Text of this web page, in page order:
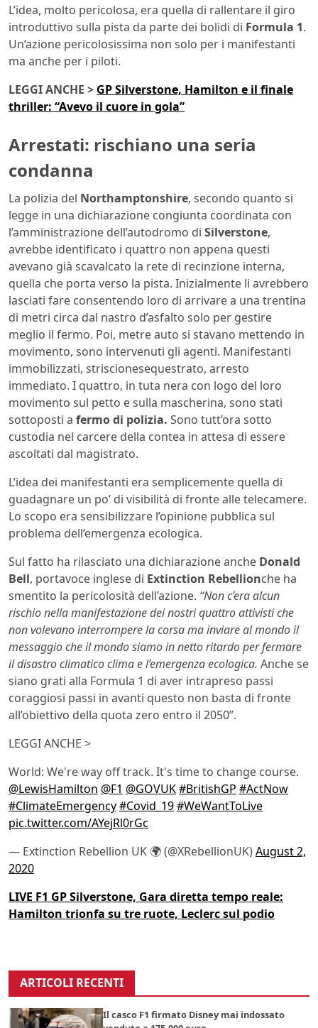
L’idea, molto pericolosa, era quella di rallentare il giro
introduttivo sulla pista da parte dei bolidi di Formula 1.
Un’azione pericolosissima non solo per i manifestanti
ma anche per i piloti.
LEGGI ANCHE > GP Silverstone, Hamilton e il finale
thriller: “Avevo il cuore in gola”
Arrestati: rischiano una seria
condanna
La polizia del Northamptonshire, secondo quanto si
legge in una dichiarazione congiunta coordinata con
l’amministrazione dell’autodromo di Silverstone,
avrebbe identificato i quattro non appena questi
avevano già scavalcato la rete di recinzione interna,
quella che porta verso la pista. Inizialmente li avrebbero
lasciati fare consentendo loro di arrivare a una trentina
di metri circa dal nastro d’asfalto solo per gestire
meglio il fermo. Poi, metre auto si stavano mettendo in
movimento, sono intervenuti gli agenti. Manifestanti
immobilizzati, striscionesequestrato, arresto
immediato. I quattro, in tuta nera con logo del loro
movimento sul petto e sulla mascherina, sono stati
sottoposti a fermo di polizia. Sono tutt’ora sotto
custodia nel carcere della contea in attesa di essere
ascoltati dal magistrato.
L’idea dei manifestanti era semplicemente quella di
guadagnare un po’ di visibilità di fronte alle telecamere.
Lo scopo era sensibilizzare l’opinione pubblica sul
problema dell’emergenza ecologica.
Sul fatto ha rilasciato una dichiarazione anche Donald
Bell, portavoce inglese di Extinction Rebellionche ha
smentito la pericolosità dell’azione. “Non c’era alcun
rischio nella manifestazione dei nostri quattro attivisti che
non volevano interrompere la corsa ma inviare al mondo il
messaggio che il mondo siamo in netto ritardo per fermare
il disastro climatico clima e l’emergenza ecologica. Anche se
siano grati alla Formula 1 di aver intrapreso passi
coraggiosi passi in avanti questo non basta di fronte
all’obiettivo della quota zero entro il 2050”.
LEGGI ANCHE >
World: We're way off track. It's time to change course.
@LewisHamilton @F1 @GOVUK#BritishGP #ActNow
#ClimateEmergency#Covid_19#WeWantToLive
pic.twitter.com/AYejRl0rGc
— Extinction Rebellion UK 🌍 (@XRebellionUK)August 2,
2020
LIVE F1 GP Silverstone, Gara diretta tempo reale:
Hamilton trionfa su tre ruote, Leclerc sul podio
ARTICOLI RECENTI
Il casco F1 firmato Disney mai indossato